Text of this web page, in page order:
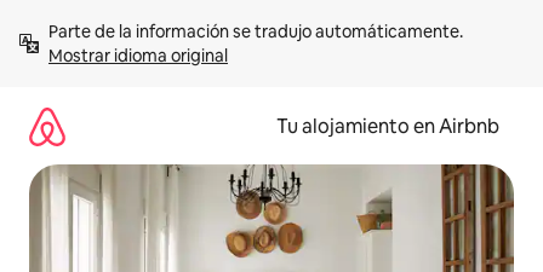
contenidoMostrar idioma original
Tu alojamiento en Airbnb